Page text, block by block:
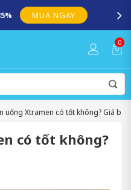
sản phẩm chính hãng uy
lượng !
0
uống Xtramen có tốt không? Giá
có tốt không?